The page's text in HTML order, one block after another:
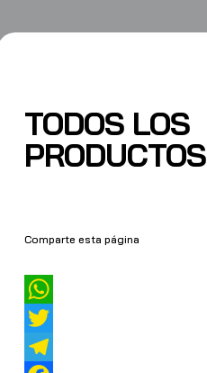
TODOS LOS
PRODUCTOS
Comparte esta página